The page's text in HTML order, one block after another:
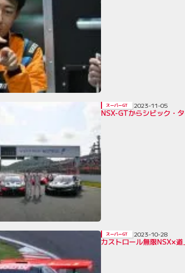
NSX-GTからシビック・
スーパーGT 2023-11-05
カストロール無限NSX×
スーパーGT 2023-10-28